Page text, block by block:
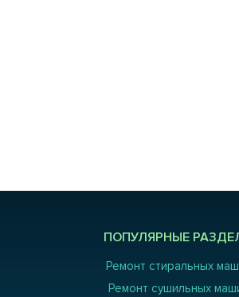
ПОПУЛЯРНЫЕ
Ремонт стиральных
Ремонт сушильных